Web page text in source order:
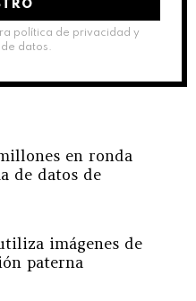
política de privacidad y
datos.
en ronda
de datos de
imágenes de
paterna